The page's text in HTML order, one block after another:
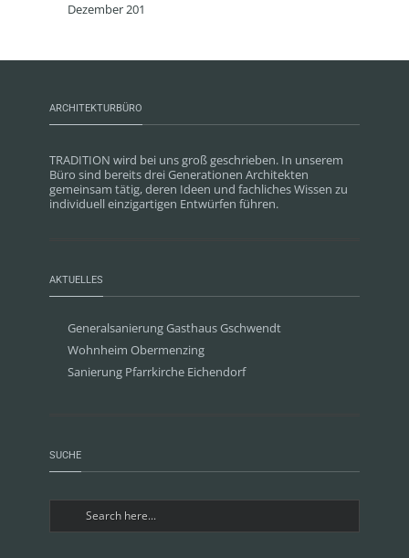
Dezember 201
ARCHITEKTURBÜRO
TRADITION wird bei uns groß geschrieben. In unserem
Büro sind bereits drei Generationen Architekten
gemeinsam tätig, deren Ideen und fachliches Wissen zu
individuell einzigartigen Entwürfen führen.
AKTUELLES
Generalsanierung Gasthaus Gschwendt
Wohnheim Obermenzing
Sanierung Pfarrkirche Eichendorf
SUCHE